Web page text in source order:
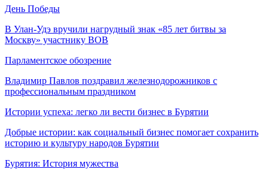
День Победы
В Улан-Удэ вручили нагрудный знак «85 лет битвы за
Москву» участнику ВОВ
Парламентское обозрение
Владимир Павлов поздравил железнодорожников с
профессиональным праздником
Истории успеха: легко ли вести бизнес в Бурятии
Добрые истории: как социальный бизнес помогает сохранить
историю и культуру народов Бурятии
Бурятия: История мужества